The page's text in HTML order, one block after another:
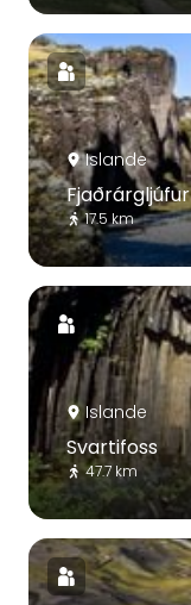
Islande
Fjaðrárgljúfur
17.5 km
Islande
Svartifoss
47.7 km